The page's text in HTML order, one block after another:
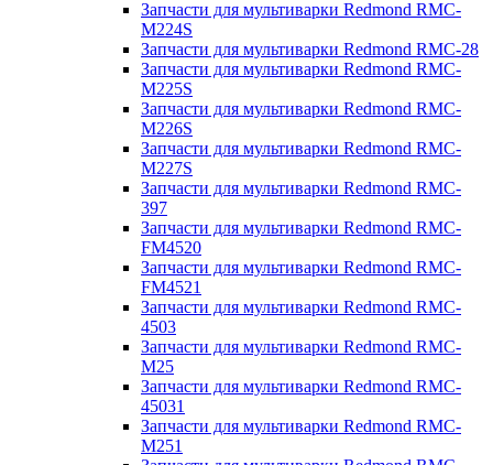
Запчасти для мультиварки Redmond RMC-
M224S
Запчасти для мультиварки Redmond RMC-28
Запчасти для мультиварки Redmond RMC-
M225S
Запчасти для мультиварки Redmond RMC-
M226S
Запчасти для мультиварки Redmond RMC-
M227S
Запчасти для мультиварки Redmond RMC-
397
Запчасти для мультиварки Redmond RMC-
FM4520
Запчасти для мультиварки Redmond RMC-
FM4521
Запчасти для мультиварки Redmond RMC-
4503
Запчасти для мультиварки Redmond RMC-
M25
Запчасти для мультиварки Redmond RMC-
45031
Запчасти для мультиварки Redmond RMC-
M251